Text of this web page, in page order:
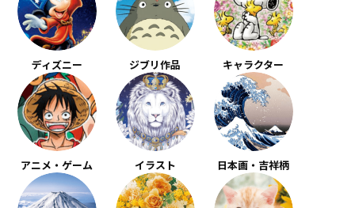
ディズニー ジブリ作品 キャラクター
アニメ・ゲーム イラスト 日本画・吉祥柄